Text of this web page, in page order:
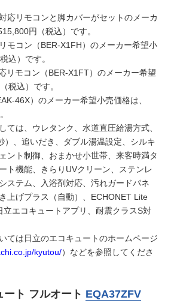
応リモコンと脚カバーがセットのメーカ
円（税込）です。
モコン（BER-X1FH）のメーカー希望小
込）です。
リモコン（BER-X1FT）のメーカー希望
税込）です。
46X）のメーカー希望小売価格は、
ては、ウレタンク、水道直圧給湯方式、
）、追いだき、ダブル湯温設定、シルキ
ント制御、おまかせ小世帯、来客時満タ
ト機能、きらりUVクリーン、ステンレ
ステム、入浴剤対応、汚れガードパネ
上げプラス（自動）、ECHONET Lite
エコキュートアプリ、耐震クラスS対
ては日立のエコキュートのホームページ
kyutou/）などを参照してくださ
ート フルオート EQA37ZFV